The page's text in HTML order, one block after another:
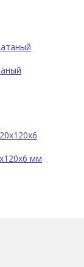
мм